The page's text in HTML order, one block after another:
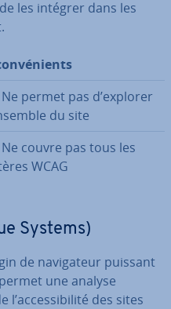
les intégrer dans les
✗
Ne permet pas d’explorer
du site
✗
Ne couvre pas tous les
WCAG
Systems)
de na­vi­ga­teur puissant
une analyse
l’ac­ces­si­bi­lité des sites